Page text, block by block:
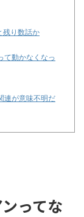
残り数話か
て動かなくなっ
連が意味不明だ
【二次
ってな